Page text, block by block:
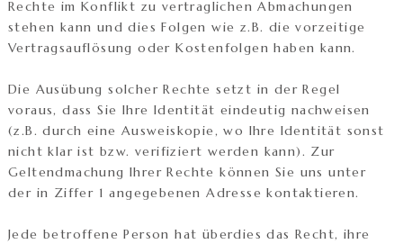
Rechte im Konflikt zu vertraglichen Abmachungen
stehen kann und dies Folgen wie z.B. die vorzeitige
Vertragsauflösung oder Kostenfolgen haben kann.
Die Ausübung solcher Rechte setzt in der Regel
voraus, dass Sie Ihre Identität eindeutig nachweisen
(z.B. durch eine Ausweiskopie, wo Ihre Identität sonst
nicht klar ist bzw. verifiziert werden kann). Zur
Geltendmachung Ihrer Rechte können Sie uns unter
der in Ziffer 1 angegebenen Adresse kontaktieren.
Jede betroffene Person hat überdies das Recht, ihre